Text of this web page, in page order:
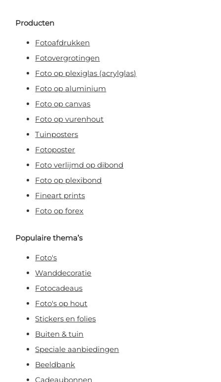
Producten
Fotoafdrukken
Fotovergrotingen
Foto op plexiglas (acrylglas)
Foto op aluminium
Foto op canvas
Foto op vurenhout
Tuinposters
Fotoposter
Foto verlijmd op dibond
Foto op plexibond
Fineart prints
Foto op forex
Populaire thema’s
Foto's
Wanddecoratie
Fotocadeaus
Foto's op hout
Stickers en folies
Buiten & tuin
Speciale aanbiedingen
Beeldbank
Cadeaubonnen